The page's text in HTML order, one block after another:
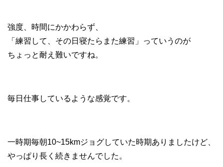
強度、時間にかかわらず、
「練習して、その日寝たらまた練習」っていうのが
ちょっと耐え難いですね。
毎日仕事しているような感覚です。
一時期毎朝10~15kmジョグしていた時期ありましたけど、
やっぱり長く続きませんでした。